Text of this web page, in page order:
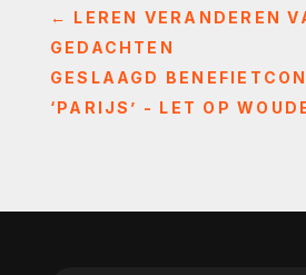
← LEREN VERANDEREN
GEDACHTEN
GESLAAGD
‘PARIJS’ - LET OP